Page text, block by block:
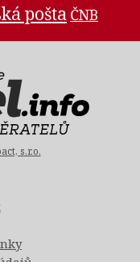
pošta ČNB
s.r.o.